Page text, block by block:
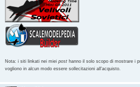
Nota: i siti linkati nei miei post hanno il solo scopo di mostrare i
vogliono in alcun modo essere sollecitazioni all'acquisto.